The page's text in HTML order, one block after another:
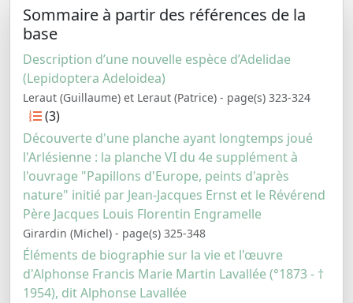
Sommaire à partir des références de la
base
Description d’une nouvelle espèce d’Adelidae
(Lepidoptera Adeloidea)
Leraut (Guillaume) et Leraut (Patrice) - page(s) 323-324
(3)
Découverte d'une planche ayant longtemps joué
l'Arlésienne : la planche VI du 4e supplément à
l'ouvrage "Papillons d'Europe, peints d'après
nature" initié par Jean-Jacques Ernst et le Révérend
Père Jacques Louis Florentin Engramelle
Girardin (Michel) - page(s) 325-348
Éléments de biographie sur la vie et l'œuvre
d'Alphonse Francis Marie Martin Lavallée (°1873 - †
1954), dit Alphonse Lavallée